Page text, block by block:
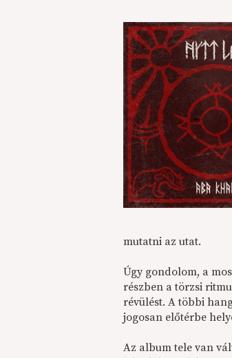
mutatni az utat.
Úgy gondolom, a
részben a törzsi
révülést. A többi
jogosan előtérbe
Az album tele van